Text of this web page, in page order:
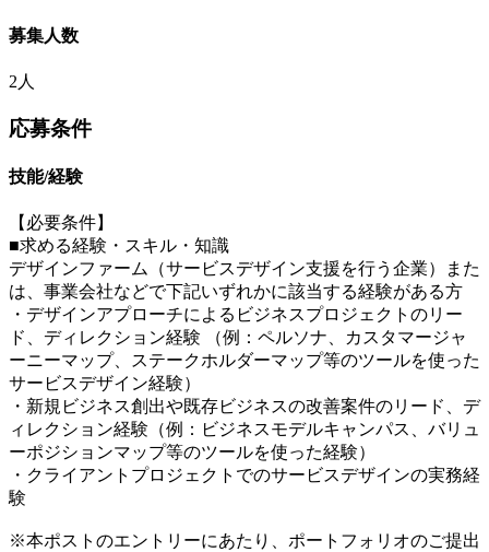
募集人数
2人
応募条件
技能/経験
【必要条件】
■求める経験・スキル・知識
デザインファーム（サービスデザイン支援を行う企業）また
は、事業会社などで下記いずれかに該当する経験がある方
・デザインアプローチによるビジネスプロジェクトのリー
ド、ディレクション経験 （例：ペルソナ、カスタマージャ
ーニーマップ、ステークホルダーマップ等のツールを使った
サービスデザイン経験）
・新規ビジネス創出や既存ビジネスの改善案件のリード、デ
ィレクション経験（例：ビジネスモデルキャンパス、バリュ
ーポジションマップ等のツールを使った経験）
・クライアントプロジェクトでのサービスデザインの実務経
験
※本ポストのエントリーにあたり、ポートフォリオのご提出